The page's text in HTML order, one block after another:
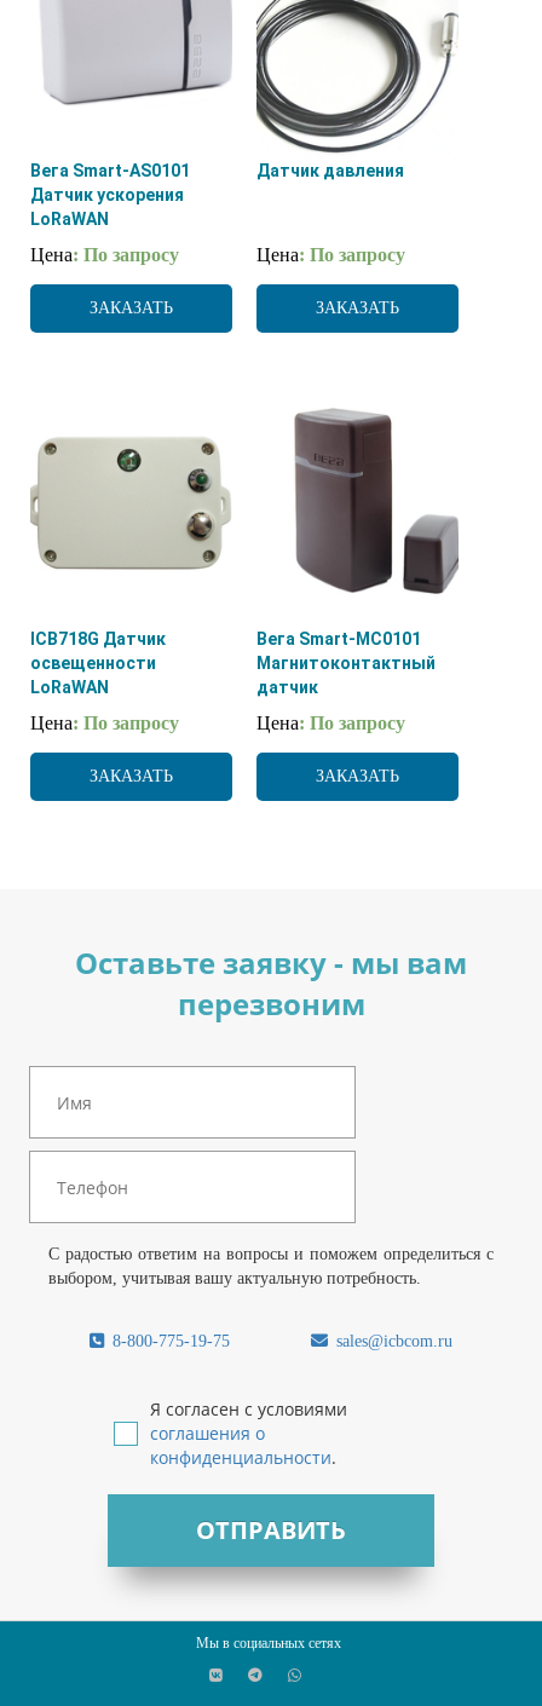
Вега Smart-AS0101
Датчик ускорения
LoRaWAN
Цена: По запросу
ЗАКАЗАТЬ
Датчик давления
Цена: По запросу
ЗАКАЗАТЬ
ICB718G Датчик
освещенности
LoRaWAN
Цена: По запросу
ЗАКАЗАТЬ
Вега Smart-MC0101
Магнитоконтактный
датчик
Цена: По запросу
ЗАКАЗАТЬ
Оставьте заявку - мы вам
перезвоним
С радостью ответим на вопросы и поможем определиться с
выбором, учитывая вашу актуальную потребность.
8-800-775-19-75 sales@icbcom.ru
Я согласен с условиями
соглашения о
конфиденциальности.
ОТПРАВИТЬ
Мы в социальных сетях